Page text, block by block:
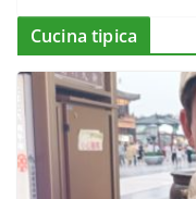
Cucina tipica